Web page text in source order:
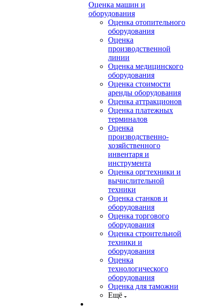
Оценка машин и
оборудования
Оценка отопительного
оборудования
Оценка
производственной
линии
Оценка медицинского
оборудования
Оценка стоимости
аренды оборудования
Оценка аттракционов
Оценка платежных
терминалов
Оценка
производственно-
хозяйственного
инвентаря и
инструмента
Оценка оргтехники и
вычислительной
техники
Оценка станков и
оборудования
Оценка торгового
оборудования
Оценка строительной
техники и
оборудования
Оценка
технологического
оборудования
Оценка для таможни
Ещё